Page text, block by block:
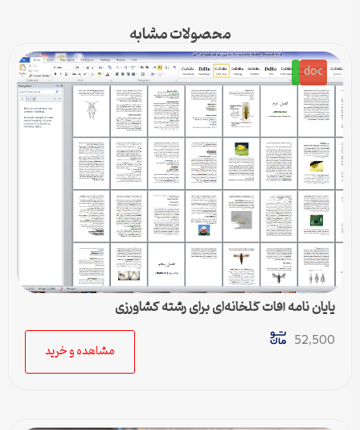
محصولات مشابه
doc
پایان نامه آفات گلخانه‌ای برای رشته کشاورزی
52,500
مشاهده و خرید